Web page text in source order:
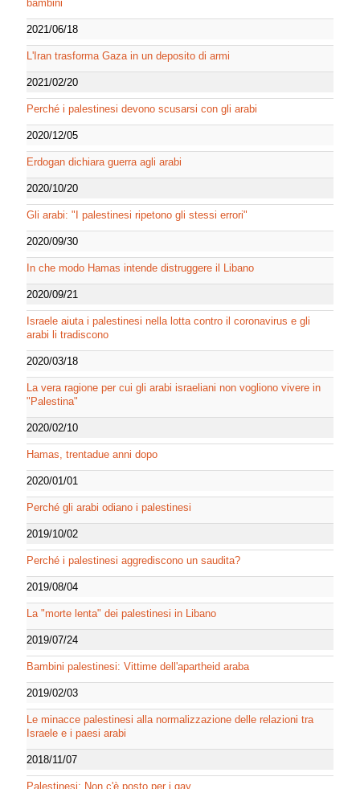
bambini
2021/06/18
L'Iran trasforma Gaza in un deposito di armi
2021/02/20
Perché i palestinesi devono scusarsi con gli arabi
2020/12/05
Erdogan dichiara guerra agli arabi
2020/10/20
Gli arabi: "I palestinesi ripetono gli stessi errori"
2020/09/30
In che modo Hamas intende distruggere il Libano
2020/09/21
Israele aiuta i palestinesi nella lotta contro il coronavirus e gli
arabi li tradiscono
2020/03/18
La vera ragione per cui gli arabi israeliani non vogliono vivere in
"Palestina"
2020/02/10
Hamas, trentadue anni dopo
2020/01/01
Perché gli arabi odiano i palestinesi
2019/10/02
Perché i palestinesi aggrediscono un saudita?
2019/08/04
La "morte lenta" dei palestinesi in Libano
2019/07/24
Bambini palestinesi: Vittime dell'apartheid araba
2019/02/03
Le minacce palestinesi alla normalizzazione delle relazioni tra
Israele e i paesi arabi
2018/11/07
Palestinesi: Non c'è posto per i gay